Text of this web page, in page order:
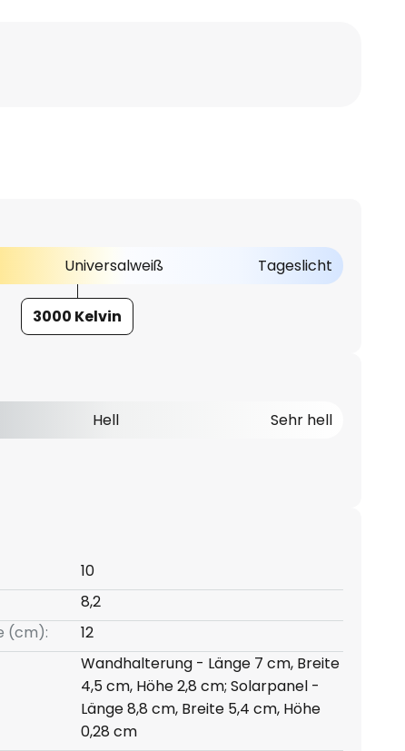
Universalweiß Tageslicht
3000 Kelvin
Hell Sehr hell
10
8,2
(cm):
12
Wandhalterung - Länge 7 cm, Breite
4,5 cm, Höhe 2,8 cm; Solarpanel -
Länge 8,8 cm, Breite 5,4 cm, Höhe
0,28 cm